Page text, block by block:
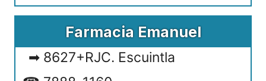
Farmacia Emanuel
8627+RJC. Escuintla